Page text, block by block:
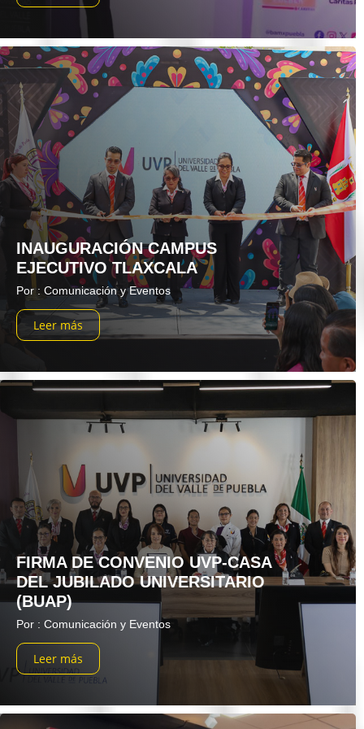
INAUGURACIÓN CAMPUS
EJECUTIVO TLAXCALA
Por : Comunicación y Eventos
Leer más
FIRMA DE CONVENIO UVP-CASA
DEL JUBILADO UNIVERSITARIO
(BUAP)
Por : Comunicación y Eventos
Leer más